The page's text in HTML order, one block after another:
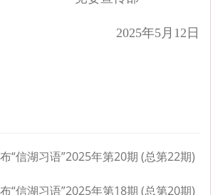
2025年5月12 日
“信湖习语”2025年第20期 (总第22期)
“信湖习语”2025年第18期 (总第20期)